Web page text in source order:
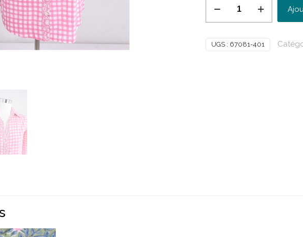
Chemise
Block
UGS : 67081-401